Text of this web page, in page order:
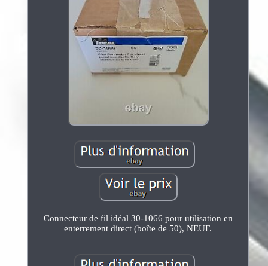
Connecteur de fil idéal 30-1066 pour utilisation en
enterrement direct (boîte de 50), NEUF.